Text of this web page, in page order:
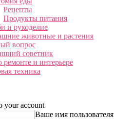
Рецепты
Продукты питания
и рукоделие
животные и растения
вопрос
советник
ремонте и интерьере
техника
your account
Ваше имя пользователя